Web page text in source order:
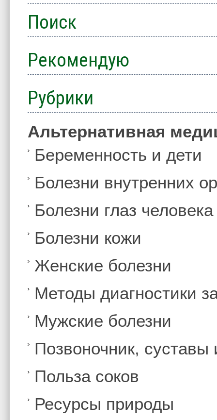
Поиск
Рекомендую
Рубрики
Альтернативная
Беременность и дети
Болезни внутренних
Болезни глаз человека
Болезни кожи
Женские болезни
Методы диагностики
Мужские болезни
Позвоночник,
Польза соков
Ресурсы природы